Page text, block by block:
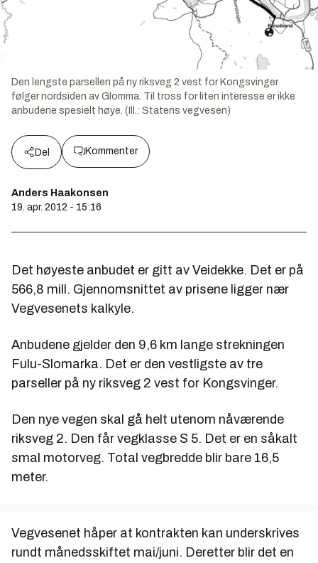
Den lengste parsellen på ny riksveg 2 vest for Kongsvinger
følger nordsiden av Glomma. Til tross for liten interesse er ikke
anbudene spesielt høye. (Ill.: Statens vegvesen)
Del Kommenter
Anders Haakonsen
19. apr. 2012 - 15:16
Det høyeste anbudet er gitt av Veidekke. Det er på
566,8 mill. Gjennomsnittet av prisene ligger nær
Vegvesenets kalkyle.
Anbudene gjelder den 9,6 km lange strekningen
Fulu-Slomarka. Det er den vestligste av tre
parseller på ny riksveg 2 vest for Kongsvinger.
Den nye vegen skal gå helt utenom nåværende
riksveg 2. Den får vegklasse S 5. Det er en såkalt
smal motorveg. Total vegbredde blir bare 16,5
meter.
Vegvesenet håper at kontrakten kan underskrives
rundt månedsskiftet mai/juni. Deretter blir det en